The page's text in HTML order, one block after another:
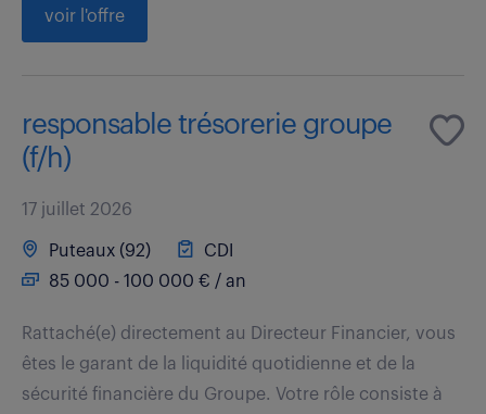
voir l'offre
responsable trésorerie groupe
(f/h)
17 juillet 2026
Puteaux (92)
CDI
85 000 - 100 000 € / an
Rattaché(e) directement au Directeur Financier, vous
êtes le garant de la liquidité quotidienne et de la
sécurité financière du Groupe. Votre rôle consiste à